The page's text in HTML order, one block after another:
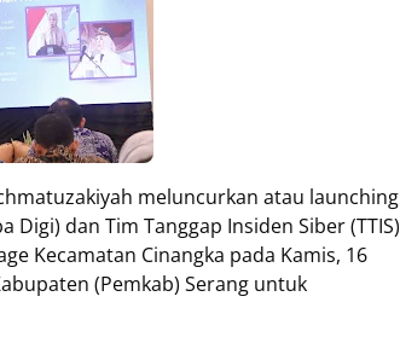
meluncurkan atau launching
dan Tim Tanggap Insiden Siber (TTIS)
Kecamatan Cinangka pada Kamis, 16
(Pemkab) Serang untuk